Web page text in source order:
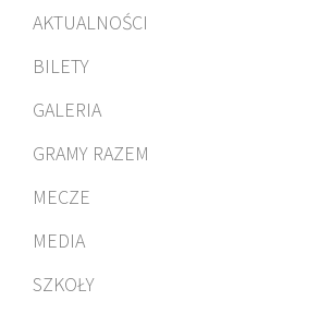
AKTUALNOŚCI
BILETY
GALERIA
GRAMY RAZEM
MECZE
MEDIA
SZKOŁY